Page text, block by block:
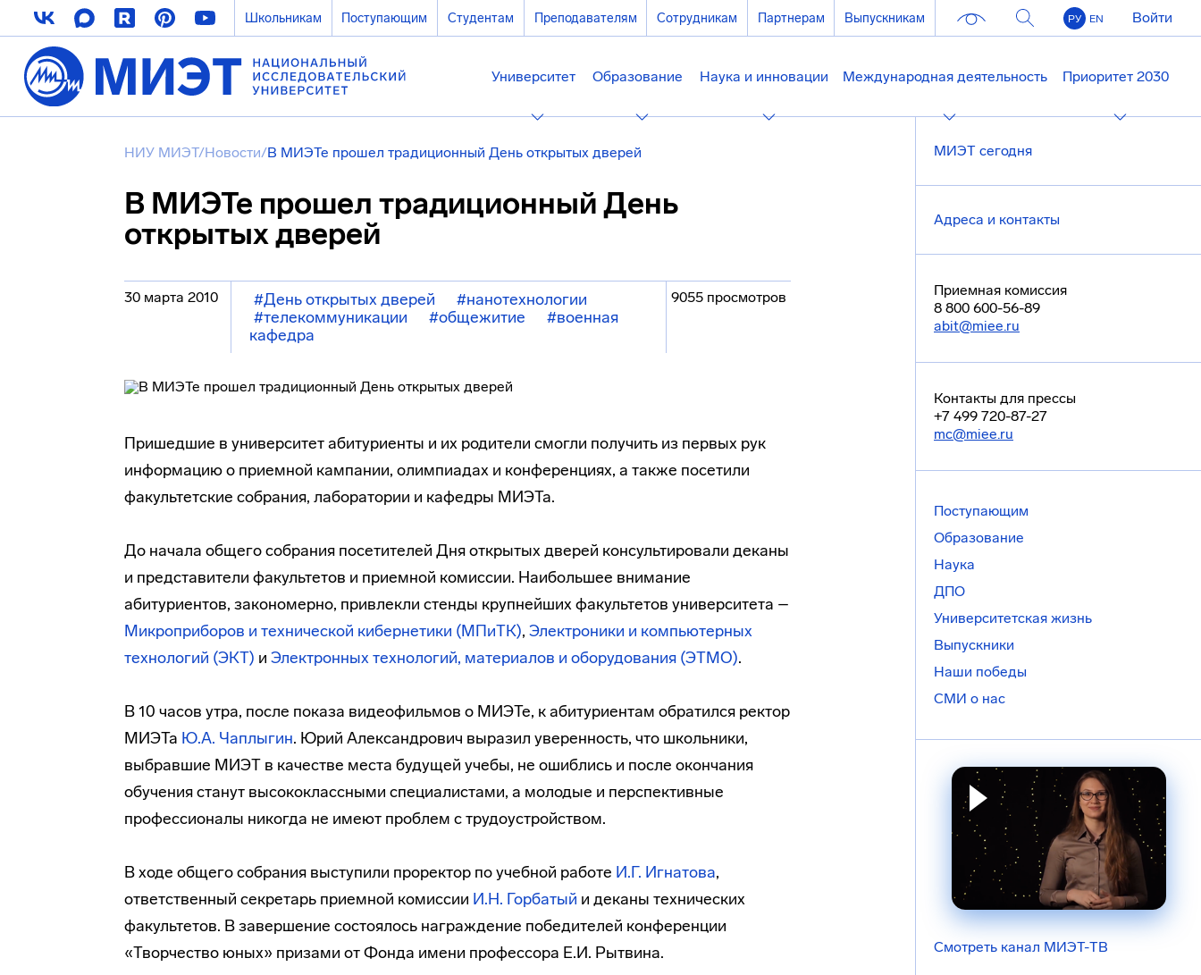
Школьникам Поступающим Студентам Преподавателям Сотрудникам Партнерам Выпускникам РУ EN Войти
Университет Образование Наука и инновации Международная деятельность Приоритет 2030
НИУ МИЭТ/Новости/В МИЭТе прошел традиционный День открытых дверей
В МИЭТе прошел традиционный День
открытых дверей
30 марта 2010 #День открытых дверей
#нанотехнологии
#телекоммуникации
#общежитие
#военная
кафедра
9055 просмотров
Пришедшие в университет абитуриенты и их родители смогли получить из первых рук
информацию о приемной кампании, олимпиадах и конференциях, а также посетили
факультетские собрания, лаборатории и кафедры МИЭТа.
До начала общего собрания посетителей Дня открытых дверей консультировали деканы
и представители факультетов и приемной комиссии. Наибольшее внимание
абитуриентов, закономерно, привлекли стенды крупнейших факультетов университета –
Микроприборов и технической кибернетики (МПиТК), Электроники и компьютерных
технологий (ЭКТ) и Электронных технологий, материалов и оборудования (ЭТМО).
В 10 часов утра, после показа видеофильмов о МИЭТе, к абитуриентам обратился ректор
МИЭТа Ю.А. Чаплыгин. Юрий Александрович выразил уверенность, что школьники,
выбравшие МИЭТ в качестве места будущей учебы, не ошиблись и после окончания
обучения станут высококлассными специалистами, а молодые и перспективные
профессионалы никогда не имеют проблем с трудоустройством.
В ходе общего собрания выступили проректор по учебной работе И.Г. Игнатова,
ответственный секретарь приемной комиссии И.Н. Горбатый и деканы технических
факультетов. В завершение состоялось награждение победителей конференции
«Творчество юных» призами от Фонда имени профессора Е.И. Рытвина.
МИЭТ сегодня
Адреса и контакты
Приемная комиссия
8 800 600-56-89
abit@miee.ru
Контакты для прессы
+7 499 720-87-27
mc@miee.ru
Поступающим
Образование
Наука
ДПО
Университетская жизнь
Выпускники
Наши победы
СМИ о нас
Смотреть канал МИЭТ-ТВ